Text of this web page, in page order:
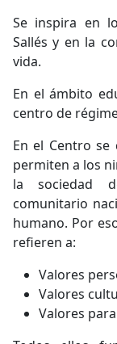
Se inspira en
Sallés y en la
vida.
En el ámbito
centro de
En el Centro
permiten a los
la sociedad
comunitario
humano. Por
refieren a:
Valores
Valores
Valores